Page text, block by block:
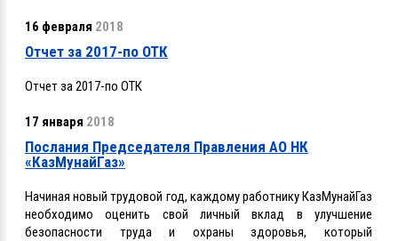
16 февраля 2018
Отчет за 2017-по ОТК
Отчет за 2017-по ОТК
17 января 2018
Послания Председателя Правления АО НК
«КазМунайГаз»
Начиная новый трудовой год, каждому работнику КазМунайГаз
необходимо оценить свой личный вклад в улучшение
безопасности труда и охраны здоровья, который